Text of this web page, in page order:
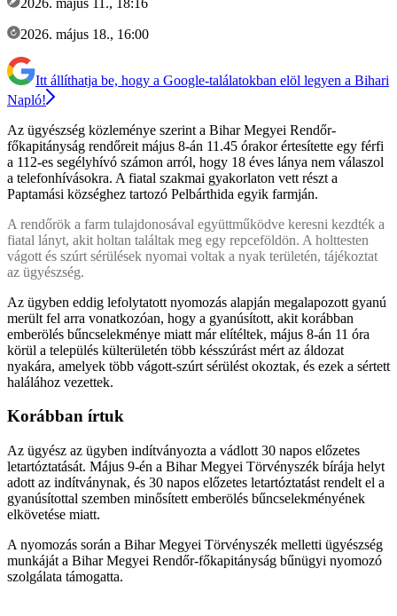
2026. május 18., 16:00
Itt állíthatja be, hogy a Google-találatokban elöl legyen a Bihari
Napló!
Az ügyészség közleménye szerint a Bihar Megyei Rendőr-
főkapitányság rendőreit május 8-án 11.45 órakor értesítette egy férfi
a 112-es segélyhívó számon arról, hogy 18 éves lánya nem válaszol
a telefonhívásokra. A fiatal szakmai gyakorlaton vett részt a
Paptamási községhez tartozó Pelbárthida egyik farmján.
A rendőrök a farm tulajdonosával együttműködve keresni kezdték a
fiatal lányt, akit holtan találtak meg egy repceföldön. A holttesten
vágott és szúrt sérülések nyomai voltak a nyak területén, tájékoztat
az ügyészség.
Az ügyben eddig lefolytatott nyomozás alapján megalapozott gyanú
merült fel arra vonatkozóan, hogy a gyanúsított, akit korábban
emberölés bűncselekménye miatt már elítéltek, május 8-án 11 óra
körül a település külterületén több késszúrást mért az áldozat
nyakára, amelyek több vágott-szúrt sérülést okoztak, és ezek a sértett
halálához vezettek.
Korábban írtuk
Az ügyész az ügyben indítványozta a vádlott 30 napos előzetes
letartóztatását. Május 9-én a Bihar Megyei Törvényszék bírája helyt
adott az indítványnak, és 30 napos előzetes letartóztatást rendelt el a
gyanúsítottal szemben minősített emberölés bűncselekményének
elkövetése miatt.
A nyomozás során a Bihar Megyei Törvényszék melletti ügyészség
munkáját a Bihar Megyei Rendőr-főkapitányság bűnügyi nyomozó
szolgálata támogatta.